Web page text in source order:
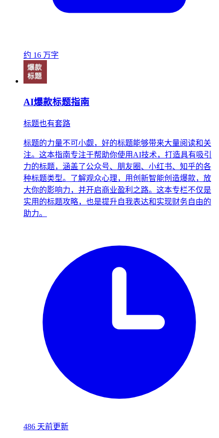
约 16 万字
AI爆款标题指南
标题也有套路
标题的力量不可小觑，好的标题能够带来大量阅读和关
注。这本指南专注于帮助你使用AI技术，打造具有吸引
力的标题，涵盖了公众号、朋友圈、小红书、知乎的各
种标题类型。了解观众心理，用创新智能创造爆款，放
大你的影响力，并开启商业盈利之路。这本专栏不仅是
实用的标题攻略，也是提升自我表达和实现财务自由的
助力。
486 天前更新